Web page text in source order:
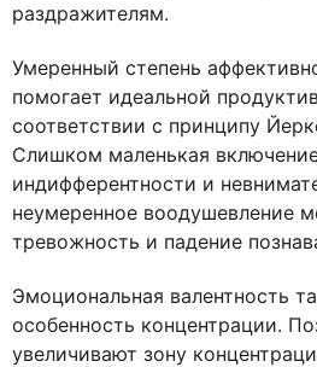
раздражителям.
Умеренный степень
помогает идеальной
соответствии с принципу
Слишком маленькая
индифферентности и
неумеренное воодушевление
тревожность и падение
Эмоциональная валентность
особенность концентрации.
увеличивают зону